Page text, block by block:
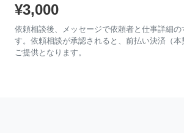
¥3,000
依頼相談後、メッセージで依頼者と仕事詳細の
す。依頼相談が承認されると、前払い決済（
ご提供となります。